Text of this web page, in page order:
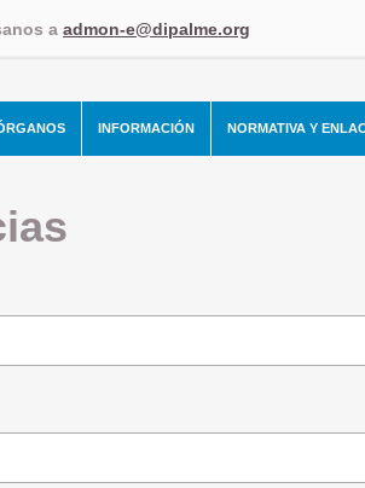
a admon-e@dipalme.org
INFORMACIÓN NORMATIVA Y